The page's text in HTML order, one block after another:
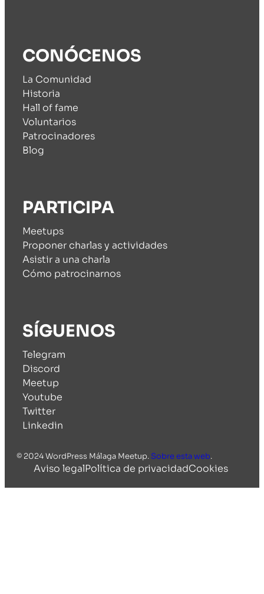
CONÓCENOS
La Comunidad
Historia
Hall of fame
Voluntarios
Patrocinadores
Blog
PARTICIPA
Meetups
Proponer charlas y actividades
Asistir a una charla
Cómo patrocinarnos
SÍGUENOS
Telegram
Discord
Meetup
Youtube
Twitter
Linkedin
© 2024 WordPress Málaga Meetup. Sobre esta web.
Aviso legalPolítica de privacidadCookies